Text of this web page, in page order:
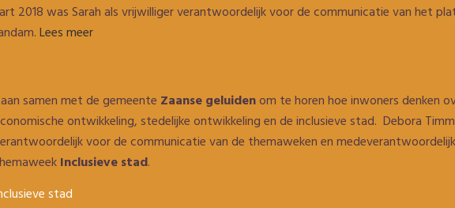
2018 was Sarah als vrijwilliger verantwoordelijk voor de communicatie van het
Lees meer
samen met de gemeente Zaanse geluidenom te horen hoe inwoners denken
ontwikkeling, stedelijke ontwikkeling en de inclusieve stad. Debora
voor de communicatie van de themaweken en
Inclusieve stad.
stad